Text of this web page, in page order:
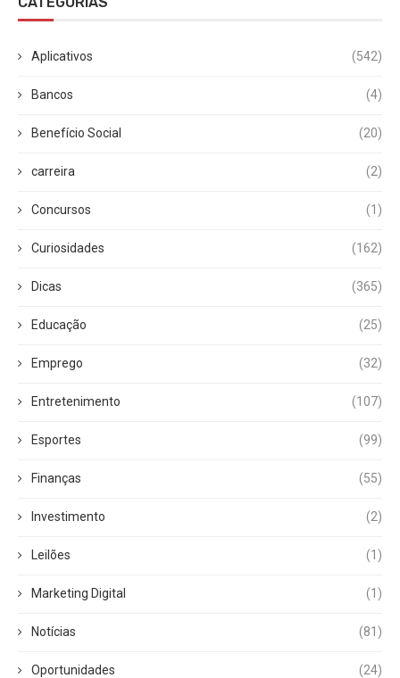
Aplicativos (542)
Bancos (4)
Benefício Social (20)
carreira (2)
Concursos (1)
Curiosidades (162)
Dicas (365)
Educação (25)
Emprego (32)
Entretenimento (107)
Esportes (99)
Finanças (55)
Investimento (2)
Leilões (1)
Marketing Digital (1)
Notícias (81)
Oportunidades (24)